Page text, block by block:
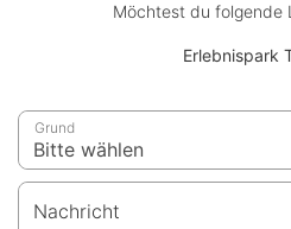
Möchtest du folgende
Erlebnispark
Grund
Nachricht